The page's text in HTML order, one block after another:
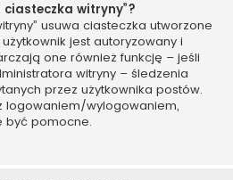
ciasteczka witryny”?
usuwa ciasteczka utworzone
jest autoryzowany i
one również funkcję – jeśli
witryny – śledzenia
przez użytkownika postów.
logowaniem/wylogowaniem,
być pomocne.